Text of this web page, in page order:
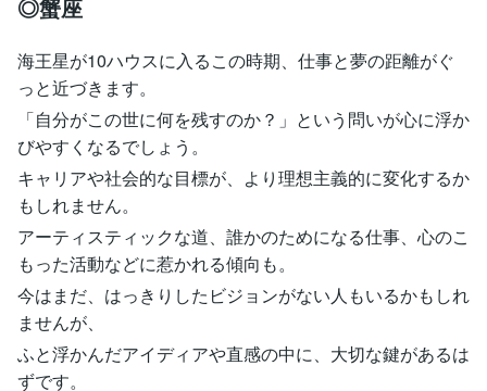
◎蟹座
海王星が10ハウスに入るこの時期、仕事と夢の距離がぐ
っと近づきます。
「自分がこの世に何を残すのか？」という問いが心に浮か
びやすくなるでしょう。
キャリアや社会的な目標が、より理想主義的に変化するか
もしれません。
アーティスティックな道、誰かのためになる仕事、心のこ
もった活動などに惹かれる傾向も。
今はまだ、はっきりしたビジョンがない人もいるかもしれ
ませんが、
ふと浮かんだアイディアや直感の中に、大切な鍵があるは
ずです。